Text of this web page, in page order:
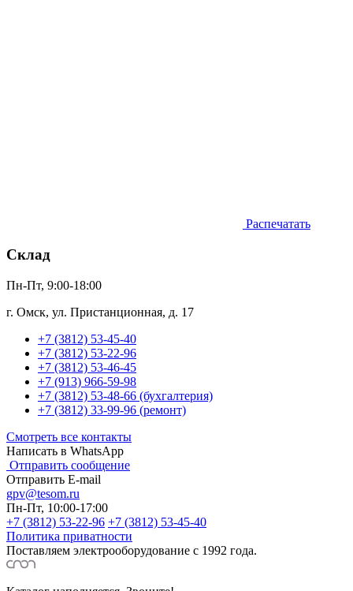
Распечатать
Склад
Пн-Пт, 9:00-18:00
г. Омск, ул. Пристанционная, д. 17
+7 (3812) 53-45-40
+7 (3812) 53-22-96
+7 (3812) 53-46-45
+7 (913) 966-59-98
+7 (3812) 53-48-66 (бухгалтерия)
+7 (3812) 33-99-96 (ремонт)
Смотреть все контакты
Написать в WhatsApp
Отправить сообщение
Отправить E-mail
gpv@tesom.ru
Пн-Пт, 10:00-17:00
+7 (3812) 53-22-96 +7 (3812) 53-45-40
Политика приватности
Поставляем электрооборудование с 1992 года.